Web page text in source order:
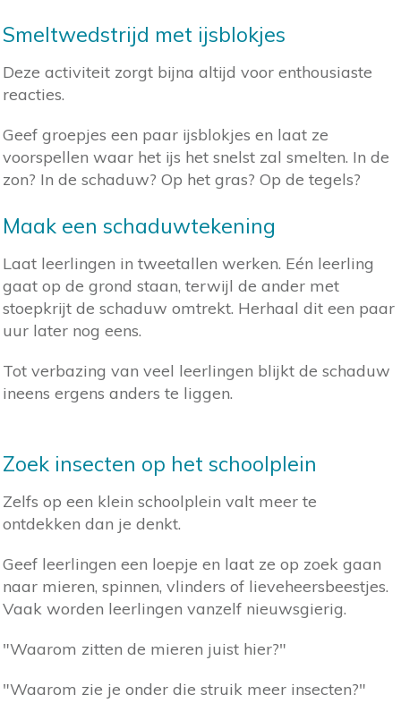
Smeltwedstrijd met ijsblokjes
Deze activiteit zorgt bijna altijd voor enthousiaste
reacties.
Geef groepjes een paar ijsblokjes en laat ze
voorspellen waar het ijs het snelst zal smelten. In de
zon? In de schaduw? Op het gras? Op de tegels?
Maak een schaduwtekening
Laat leerlingen in tweetallen werken. Eén leerling
gaat op de grond staan, terwijl de ander met
stoepkrijt de schaduw omtrekt. Herhaal dit een paar
uur later nog eens.
Tot verbazing van veel leerlingen blijkt de schaduw
ineens ergens anders te liggen.
Zoek insecten op het schoolplein
Zelfs op een klein schoolplein valt meer te
ontdekken dan je denkt.
Geef leerlingen een loepje en laat ze op zoek gaan
naar mieren, spinnen, vlinders of lieveheersbeestjes.
Vaak worden leerlingen vanzelf nieuwsgierig.
"Waarom zitten de mieren juist hier?"
"Waarom zie je onder die struik meer insecten?"